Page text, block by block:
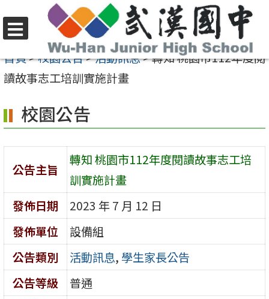
至
要
容
區
選
單
首頁>校園公告>活動訊息>轉知 桃園市112年度閱
讀故事志工培訓實施計畫
校園公告
公告主旨
轉知 桃園市112年度閱讀故事志工培
訓實施計畫
發佈日期
2023 年 7 月 12 日
發佈單位
設備組
公告類別
活動訊息, 學生家長公告
公告等級
普通